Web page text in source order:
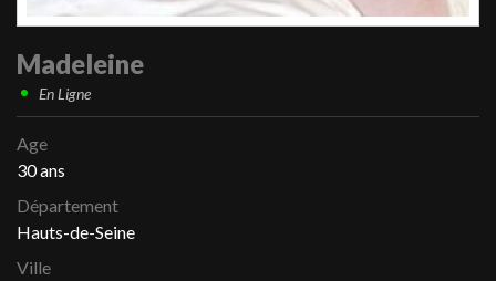
Madeleine
En Ligne
Age
30 ans
Département
Hauts-de-Seine
Ville